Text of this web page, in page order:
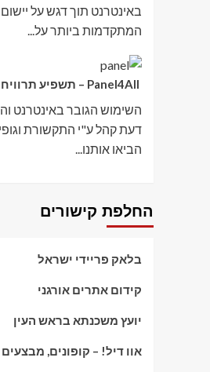
באינטרנט תוך דגש על יישום
המתקדמות ביותר על...
השימוש הגובר באינטרנט
דעת קהל ע"י התקשורת
הביאו אותנו...
החלפת קישורים
בלאק פריידי ישראל
קידום אתרים אורגני
יועץ משכנתא בראש העין
אוו דיל! – קופונים,